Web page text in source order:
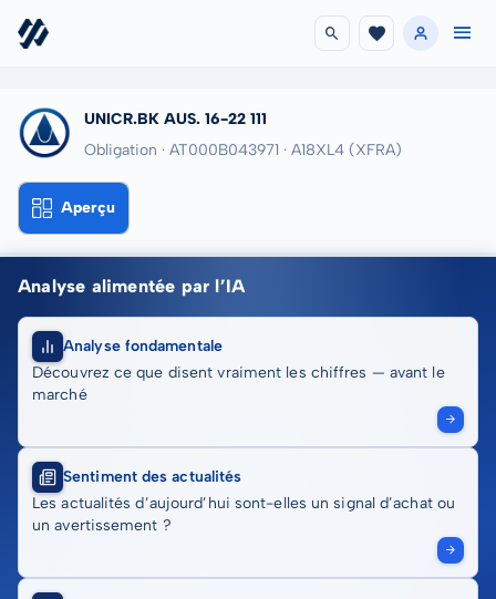
UNICR.BK AUS. 16-22 111
Obligation · AT000B043971 · A18XL4 (XFRA)
Aperçu
Analyse alimentée par l’IA
Analyse fondamentale
Découvrez ce que disent vraiment les chiffres — avant le
marché
Sentiment des actualités
Les actualités d’aujourd’hui sont-elles un signal d’achat ou
un avertissement ?